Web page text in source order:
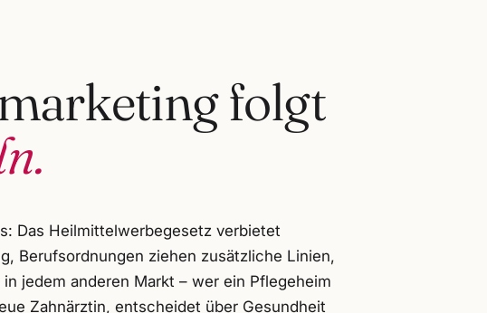
folgt
Das Heilmittelwerbegesetz verbietet
Berufsordnungen ziehen zusätzliche Linien,
jedem anderen Markt – wer ein Pflegeheim
Zahnärztin, entscheidet über Gesundheit